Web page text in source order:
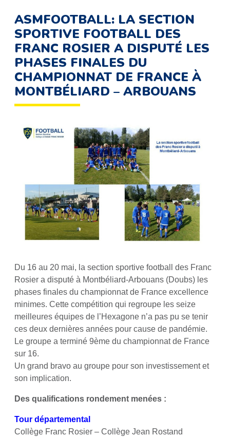
ASMFOOTBALL: LA SECTION
SPORTIVE FOOTBALL DES
FRANC ROSIER A DISPUTÉ LES
PHASES FINALES DU
CHAMPIONNAT DE FRANCE À
MONTBÉLIARD – ARBOUANS
Du 16 au 20 mai, la section sportive football des Franc
Rosier a disputé à Montbéliard-Arbouans (Doubs) les
phases finales du championnat de France excellence
minimes. Cette compétition qui regroupe les seize
meilleures équipes de l’Hexagone n’a pas pu se tenir
ces deux dernières années pour cause de pandémie.
Le groupe a terminé 9ème du championnat de France
sur 16.
Un grand bravo au groupe pour son investissement et
son implication.
Des qualifications rondement menées :
Tour départemental
Collège Franc Rosier – Collège Jean Rostand